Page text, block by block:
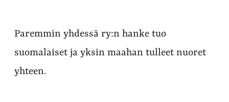
Paremmin yhdessä ry:n hanke tuo
suomalaiset ja yksin maahan tulleet nuoret
yhteen.